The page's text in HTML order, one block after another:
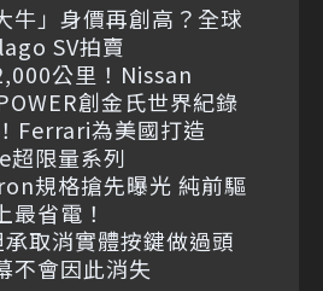
牛」身價再創高？全球
SV拍賣
公里！Nissan
創金氏世界紀錄
Ferrari為美國打造
限量系列
規格搶先曝光 純前驅
最省電！
取消實體按鍵做過頭
不會因此消失